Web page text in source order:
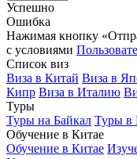
Успешно
Ошибка
Нажимая кнопку
с условиями
Список виз
Виза в Китай Виза в
Кипр Виза в Италию
Туры
Туры на Байкал Туры в
Обучение в Китае
Обучение в Китае